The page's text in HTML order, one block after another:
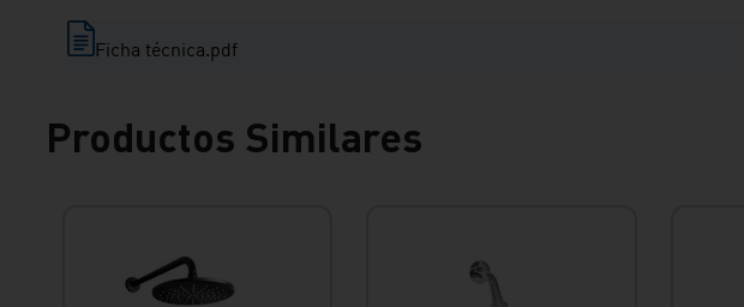
Ficha técnica.pdf
Productos Similares